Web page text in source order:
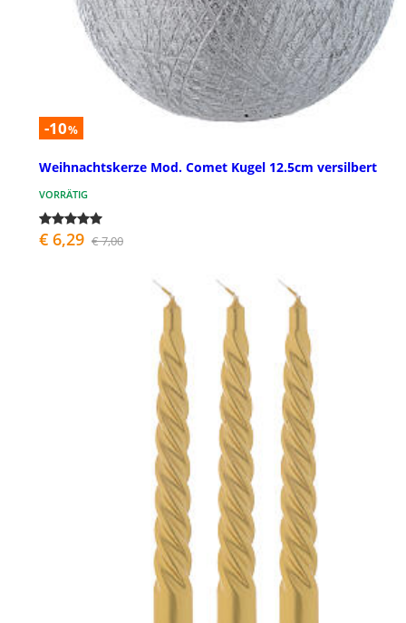
-10%
Weihnachtskerze Mod. Comet Kugel 12.5cm versilbert
VORRÄTIG
€ 6,29 € 7,00